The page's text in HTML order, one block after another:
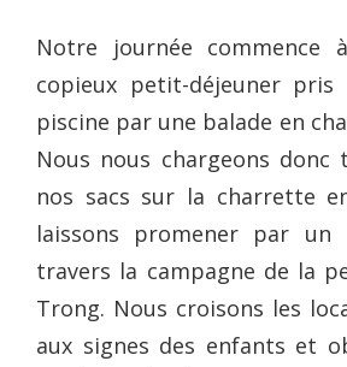
Notre journée commence
copieux petit-déjeuner
piscine par une balade en
Nous nous chargeons donc
nos sacs sur la charrette
laissons promener par
travers la campagne de la
Trong. Nous croisons les
aux signes des enfants et